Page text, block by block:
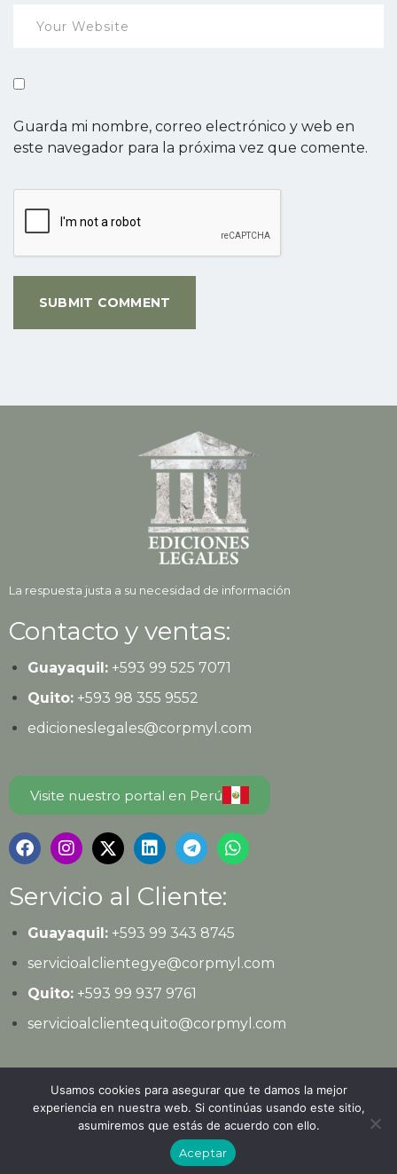
Guarda mi nombre, correo electrónico y web en
este navegador para la próxima vez que comente.
La respuesta justa a su necesidad de información
Contacto y ventas:
Guayaquil:+593 99 525 7071
Quito:+593 98 355 9552
edicioneslegales@corpmyl.com
Visite nuestro portal en Perú
Servicio al Cliente:
Guayaquil:+593 99 343 8745
servicioalclientegye@corpmyl.com
Quito:+593 99 937 9761
servicioalclientequito@corpmyl.com
Política de protección de datos personales
Ediciones Legales| Todos los derechos
reservados
Usamos cookies para asegurar que te damos la mejor
experiencia en nuestra web. Si continúas usando este sitio,
asumiremos que estás de acuerdo con ello.
Aceptar